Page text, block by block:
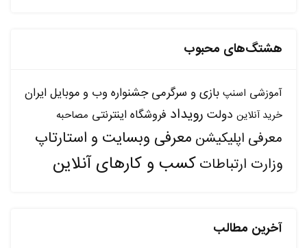
هشتگ‌های محبوب
آموزشی اسنپ بازی و سرگرمی جشنواره وب و موبایل ایران
خرید آنلاین دولت رویداد فروشگاه اینترنتی مصاحبه
معرفی اپلیکیشن معرفی وبسایت و استارتاپ
وزارت ارتباطاتکسب و کارهای آنلاین
آخرین مطالب